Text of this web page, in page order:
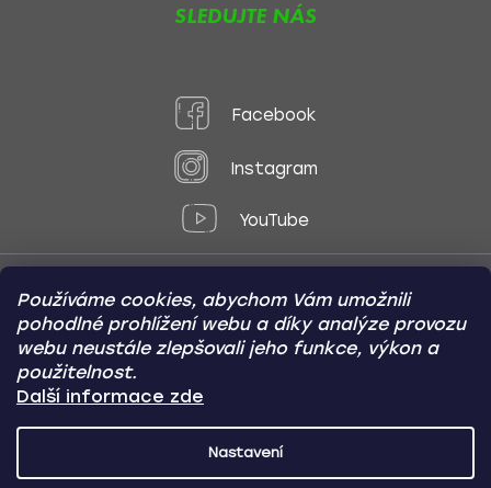
Používáme cookies, abychom Vám umožnili
pohodlné prohlížení webu a díky analýze provozu
webu neustále zlepšovali jeho funkce, výkon a
použitelnost.
Další informace zde
Nastavení
SLEDUJTE NÁS
Facebook
Instagram
YouTube
Způsoby platby:
Online
Převod
Dobírka